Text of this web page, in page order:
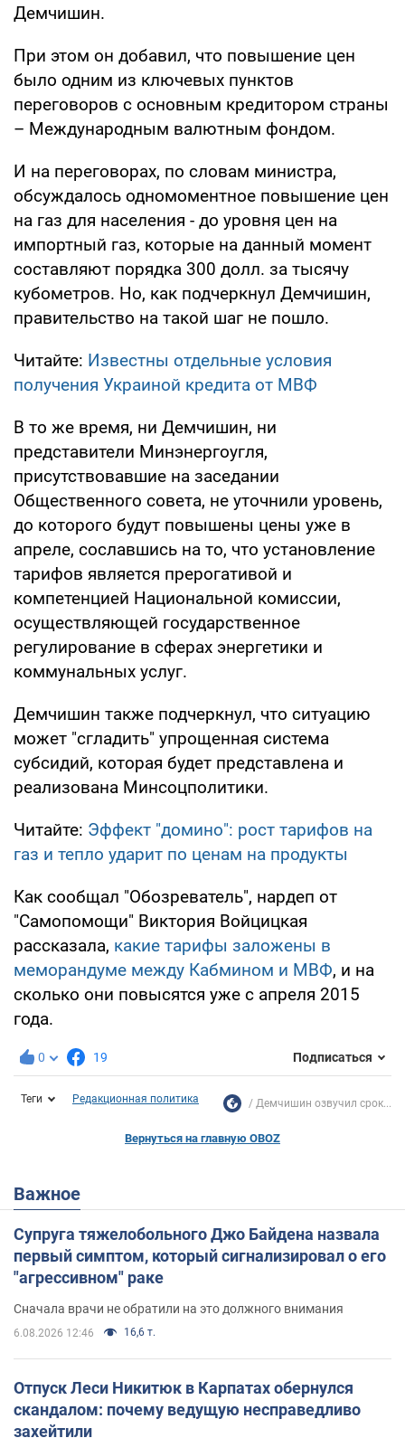
Демчишин.
При этом он добавил, что повышение цен
было одним из ключевых пунктов
переговоров с основным кредитором страны
– Международным валютным фондом.
И на переговорах, по словам министра,
обсуждалось одномоментное повышение цен
на газ для населения - до уровня цен на
импортный газ, которые на данный момент
составляют порядка 300 долл. за тысячу
кубометров. Но, как подчеркнул Демчишин,
правительство на такой шаг не пошло.
Читайте: Известны отдельные условия
получения Украиной кредита от МВФ
В то же время, ни Демчишин, ни
представители Минэнергоугля,
присутствовавшие на заседании
Общественного совета, не уточнили уровень,
до которого будут повышены цены уже в
апреле, сославшись на то, что установление
тарифов является прерогативой и
компетенцией Национальной комиссии,
осуществляющей государственное
регулирование в сферах энергетики и
коммунальных услуг.
Демчишин также подчеркнул, что ситуацию
может "сгладить" упрощенная система
субсидий, которая будет представлена и
реализована Минсоцполитики.
Читайте: Эффект "домино": рост тарифов на
газ и тепло ударит по ценам на продукты
Как сообщал "Обозреватель", нардеп от
"Самопомощи" Виктория Войцицкая
рассказала, какие тарифы заложены в
меморандуме между Кабмином и МВФ, и на
сколько они повысятся уже с апреля 2015
года.
0 19 Подписаться
Теги Редакционная политика Демчишин озвучил срок...
Вернуться на главную OBOZ
Важное
Супруга тяжелобольного Джо Байдена назвала
первый симптом, который сигнализировал о его
"агрессивном" раке
Сначала врачи не обратили на это должного внимания
6.08.2026 12:46 16,6 т.
Отпуск Леси Никитюк в Карпатах обернулся
скандалом: почему ведущую несправедливо
захейтили